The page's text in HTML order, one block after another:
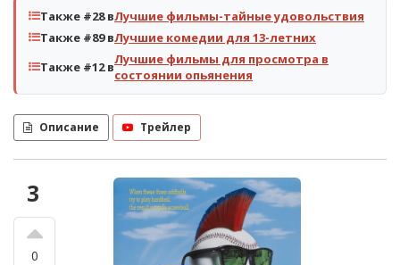
Также #28 вЛучшие фильмы-тайные удовольствия
Также #89 вЛучшие комедии для 13-летних
Также #12 вЛучшие фильмы для просмотра в
состоянии опьянения
Описание Трейлер
3
0